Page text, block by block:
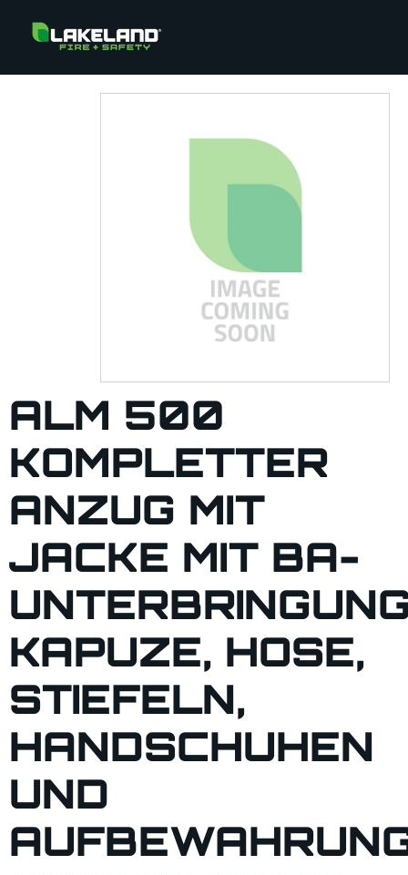
ALM 500
KOMPLETTER
ANZUG MIT
JACKE MIT BA-
KAPUZE, HOSE,
STIEFELN,
HANDSCHUHEN
UND